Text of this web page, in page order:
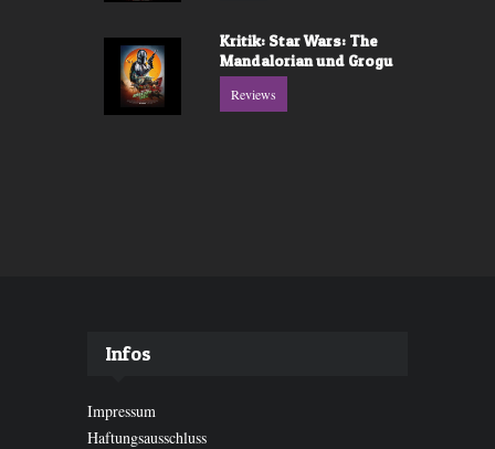
Kritik: Star Wars: The
Mandalorian und Grogu
Reviews
Infos
Impressum
Haftungsausschluss